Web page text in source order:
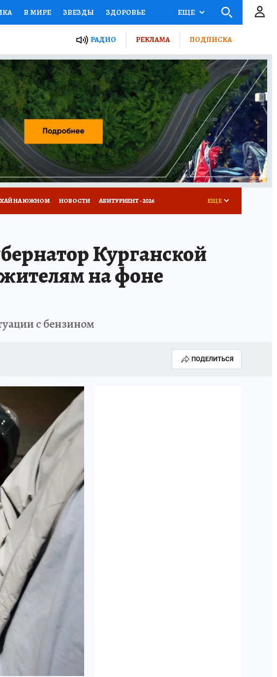
В МИРЕ ЗВЕЗДЫ ЗДОРОВЬЕ
ПРОЕКТЫ РОССИИ
ЖЕНСКИЕ СЕКРЕТЫ ПУТЕВОДИТЕЛЬ
ДЕФИЦИТ ЖЕЛЕЗА ТУРИЗМ
У НАС ГИД ПОТРЕБИТЕЛЯ ВСЕ О КП
ЕЩЕ
РАДИО РЕКЛАМА ПОДПИСКА
НА ЮЖНОМ НОВОСТИ АБИТУРИЕНТ - 2026
ЮЖНОГО УРАЛА ЗАДАЙ ВОПРОС ГАИ
«КОМСОМОЛКИ» ЧЕЛОВЕК ГОРОДА-2024
ОБЯЗАТЕЛЬНАЯ ВАКЦИНАЦИЯ
ЕЩЕ
Курганской
на фоне
с бензином
ПОДЕЛИТЬСЯ